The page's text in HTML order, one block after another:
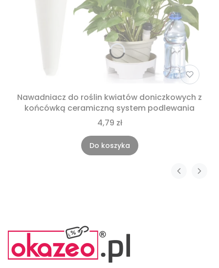
Nawadniacz do roślin kwiatów doniczkowych z
końcówką ceramiczną system podlewania
4,79 zł
Do koszyka